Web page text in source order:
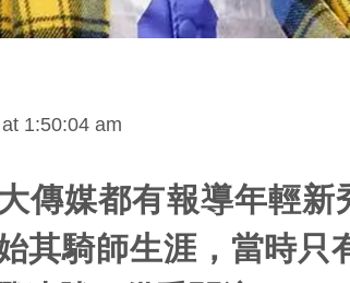
1:50:04 am
傳媒都有報導年輕新
其騎師生涯，當時只